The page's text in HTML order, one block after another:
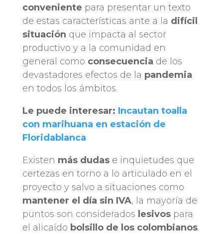
conveniente para presentar un texto
de estas características ante a la difícil
situación que impacta al sector
productivo y a la comunidad en
general como consecuencia de los
devastadores efectos de la pandemia
en todos los ámbitos.
Le puede interesar: Incautan toalla
con marihuana en estación de
Floridablanca
Existen más dudase inquietudes que
certezas en torno a lo articulado en el
proyecto y salvo a situaciones como
mantener el día sin IVA, la mayoría de
puntos son considerados lesivospara
el alicaído bolsillo de los colombianos.